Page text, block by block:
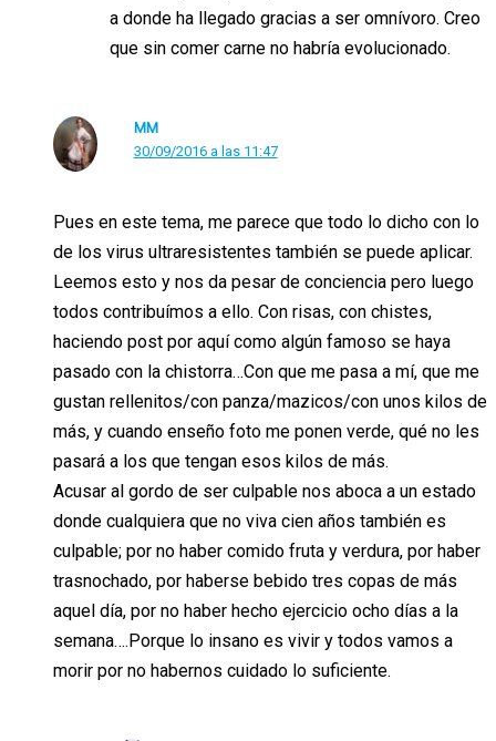
a donde ha llegado gracias a ser omnívoro. Creo
que sin comer carne no habría evolucionado.
MM
30/09/2016 a las 11:47
Pues en este tema, me parece que todo lo dicho con lo
de los virus ultraresistentes también se puede aplicar.
Leemos esto y nos da pesar de conciencia pero luego
todos contribuímos a ello. Con risas, con chistes,
haciendo post por aquí como algún famoso se haya
pasado con la chistorra…Con que me pasa a mí, que me
gustan rellenitos/con panza/mazicos/con unos kilos de
más, y cuando enseño foto me ponen verde, qué no les
pasará a los que tengan esos kilos de más.
Acusar al gordo de ser culpable nos aboca a un estado
donde cualquiera que no viva cien años también es
culpable; por no haber comido fruta y verdura, por haber
trasnochado, por haberse bebido tres copas de más
aquel día, por no haber hecho ejercicio ocho días a la
semana….Porque lo insano es vivir y todos vamos a
morir por no habernos cuidado lo suficiente.